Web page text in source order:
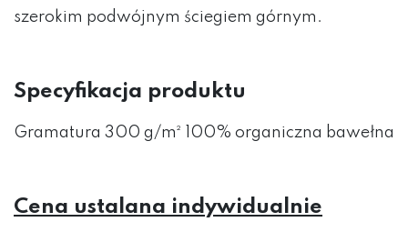
szerokim podwójnym ściegiem górnym.
Specyfikacja produktu
Gramatura 300 g/m² 100% organiczna bawełna
Cena ustalana indywidualnie